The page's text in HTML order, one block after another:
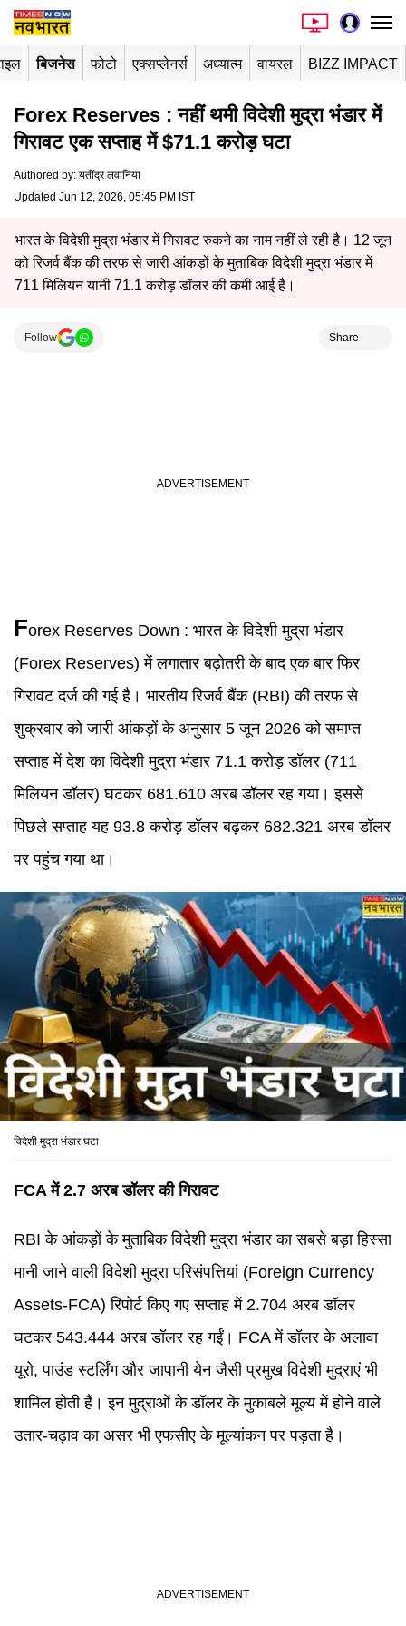
बिजनेस फोटो एक्सप्लेनर्स अध्यात्म वायरल BIZZ IMPACT
Forex Reserves : नहीं थमी विदेशी मुद्रा भंडार में
गिरावट एक सप्ताह में $71.1 करोड़ घटा
Authored by: यतींद्र लवानिया
Updated Jun 12, 2026, 05:45 PM IST
भारत के विदेशी मुद्रा भंडार में गिरावट रुकने का नाम नहीं ले रही है। 12 जून
को रिजर्व बैंक की तरफ से जारी आंकड़ों के मुताबिक विदेशी मुद्रा भंडार में
711 मिलियन यानी 71.1 करोड़ डॉलर की कमी आई है।
Follow Share
Forex Reserves Down : भारत के विदेशी मुद्रा भंडार
(Forex Reserves) में लगातार बढ़ोतरी के बाद एक बार फिर
गिरावट दर्ज की गई है। भारतीय रिजर्व बैंक (RBI) की तरफ से
शुक्रवार को जारी आंकड़ों के अनुसार 5 जून 2026 को समाप्त
सप्ताह में देश का विदेशी मुद्रा भंडार 71.1 करोड़ डॉलर (711
मिलियन डॉलर) घटकर 681.610 अरब डॉलर रह गया। इससे
पिछले सप्ताह यह 93.8 करोड़ डॉलर बढ़कर 682.321 अरब डॉलर
पर पहुंच गया था।
विदेशी मुद्रा भंडार घटा
FCAमें 2.7 अरब डॉलर की गिरावट
RBI के आंकड़ों के मुताबिक विदेशी मुद्रा भंडार का सबसे बड़ा हिस्सा
मानी जाने वाली विदेशी मुद्रा परिसंपत्तियां (Foreign Currency
Assets-FCA) रिपोर्ट किए गए सप्ताह में 2.704 अरब डॉलर
घटकर 543.444 अरब डॉलर रह गईं। FCA में डॉलर के अलावा
यूरो, पाउंड स्टर्लिंग और जापानी येन जैसी प्रमुख विदेशी मुद्राएं भी
शामिल होती हैं। इन मुद्राओं के डॉलर के मुकाबले मूल्य में होने वाले
उतार-चढ़ाव का असर भी एफसीए के मूल्यांकन पर पड़ता है।